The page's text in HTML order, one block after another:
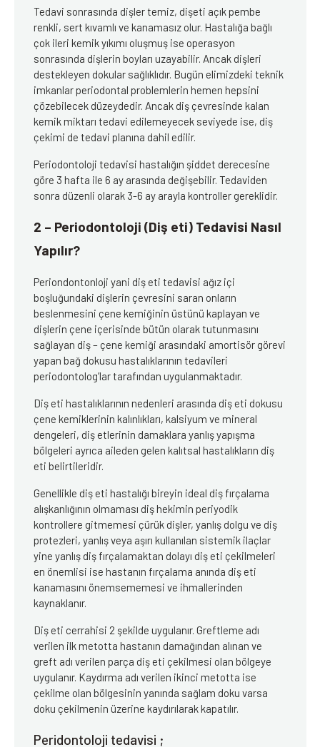
Tedavi sonrasında dişler temiz, dişeti açık pembe
renkli, sert kıvamlı ve kanamasız olur. Hastalığa bağlı
çok ileri kemik yıkımı oluşmuş ise operasyon
sonrasında dişlerin boyları uzayabilir. Ancak dişleri
destekleyen dokular sağlıklıdır. Bugün elimizdeki teknik
imkanlar periodontal problemlerin hemen hepsini
çözebilecek düzeydedir. Ancak diş çevresinde kalan
kemik miktarı tedavi edilemeyecek seviyede ise, diş
çekimi de tedavi planına dahil edilir.
Periodontoloji tedavisi hastalığın şiddet derecesine
göre 3 hafta ile 6 ay arasında değişebilir. Tedaviden
sonra düzenli olarak 3-6 ay arayla kontroller gereklidir.
2 – Periodontoloji (Diş eti) Tedavisi Nasıl
Yapılır?
Periondontonloji yani diş eti tedavisi ağız içi
boşluğundaki dişlerin çevresini saran onların
beslenmesini çene kemiğinin üstünü kaplayan ve
dişlerin çene içerisinde bütün olarak tutunmasını
sağlayan diş – çene kemiği arasındaki amortisör görevi
yapan bağ dokusu hastalıklarının tedavileri
periodontolog’lar tarafından uygulanmaktadır.
Diş eti hastalıklarının nedenleri arasında diş eti dokusu
çene kemiklerinin kalınlıkları, kalsiyum ve mineral
dengeleri, diş etlerinin damaklara yanlış yapışma
bölgeleri ayrıca aileden gelen kalıtsal hastalıkların diş
eti belirtileridir.
Genellikle diş eti hastalığı bireyin ideal diş fırçalama
alışkanlığının olmaması diş hekimin periyodik
kontrollere gitmemesi çürük dişler, yanlış dolgu ve diş
protezleri, yanlış veya aşırı kullanılan sistemik ilaçlar
yine yanlış diş fırçalamaktan dolayı diş eti çekilmeleri
en önemlisi ise hastanın fırçalama anında diş eti
kanamasını önemsememesi ve ihmallerinden
kaynaklanır.
Diş eti cerrahisi 2 şekilde uygulanır. Greftleme adı
verilen ilk metotta hastanın damağından alınan ve
greft adı verilen parça diş eti çekilmesi olan bölgeye
uygulanır. Kaydırma adı verilen ikinci metotta ise
çekilme olan bölgesinin yanında sağlam doku varsa
doku çekilmenin üzerine kaydırılarak kapatılır.
Peridontoloji tedavisi ;